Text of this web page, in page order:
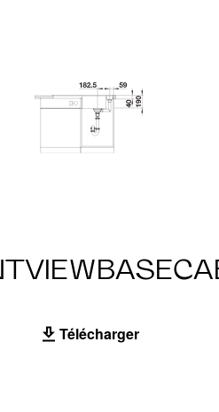
Télécharger